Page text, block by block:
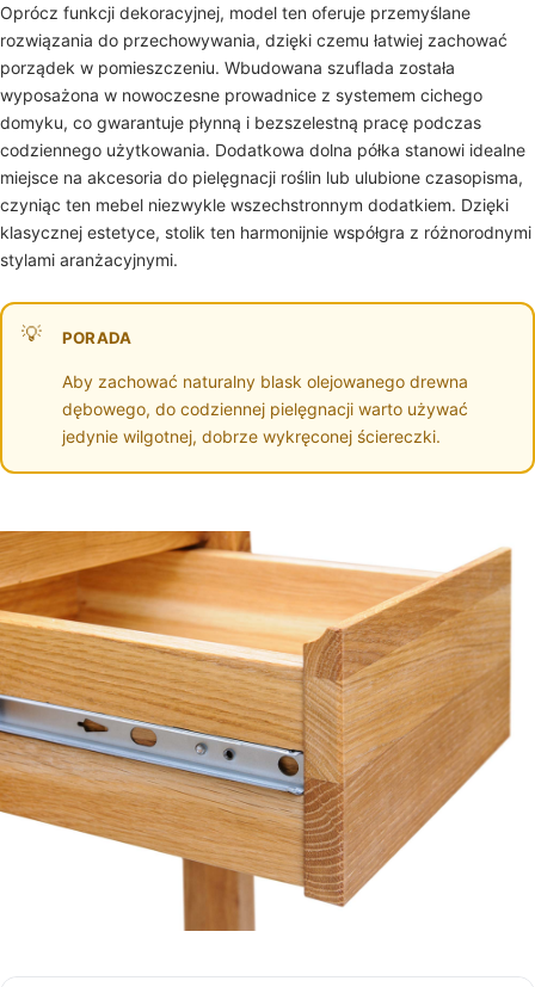
Oprócz funkcji dekoracyjnej, model ten oferuje przemyślane
rozwiązania do przechowywania, dzięki czemu łatwiej zachować
porządek w pomieszczeniu. Wbudowana szuflada została
wyposażona w nowoczesne prowadnice z systemem cichego
domyku, co gwarantuje płynną i bezszelestną pracę podczas
codziennego użytkowania. Dodatkowa dolna półka stanowi idealne
miejsce na akcesoria do pielęgnacji roślin lub ulubione czasopisma,
czyniąc ten mebel niezwykle wszechstronnym dodatkiem. Dzięki
klasycznej estetyce, stolik ten harmonijnie współgra z różnorodnymi
stylami aranżacyjnymi.
PORADA
Aby zachować naturalny blask olejowanego drewna
dębowego, do codziennej pielęgnacji warto używać
jedynie wilgotnej, dobrze wykręconej ściereczki.